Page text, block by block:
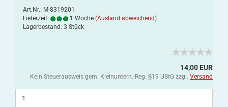
Art.Nr.: M-8319201
Lieferzeit:
1 Woche (Ausland abweichend)
Lagerbestand: 3 Stück
14,00 EUR
Kein Steuerausweis gem. Kleinuntern.-Reg. §19 UStG zzgl. Versand